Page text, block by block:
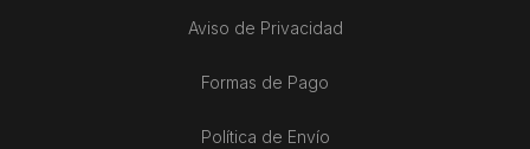
Aviso de Privacidad
Formas de Pago
Política de Envío